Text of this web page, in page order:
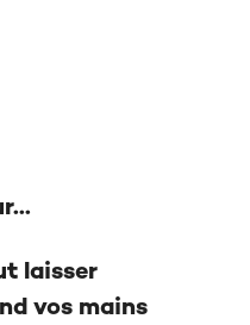
laisser
vos mains